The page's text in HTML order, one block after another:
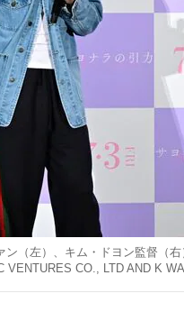
ン（左）、キム・ドヨン監督（
VENTURES CO., LTD AND K